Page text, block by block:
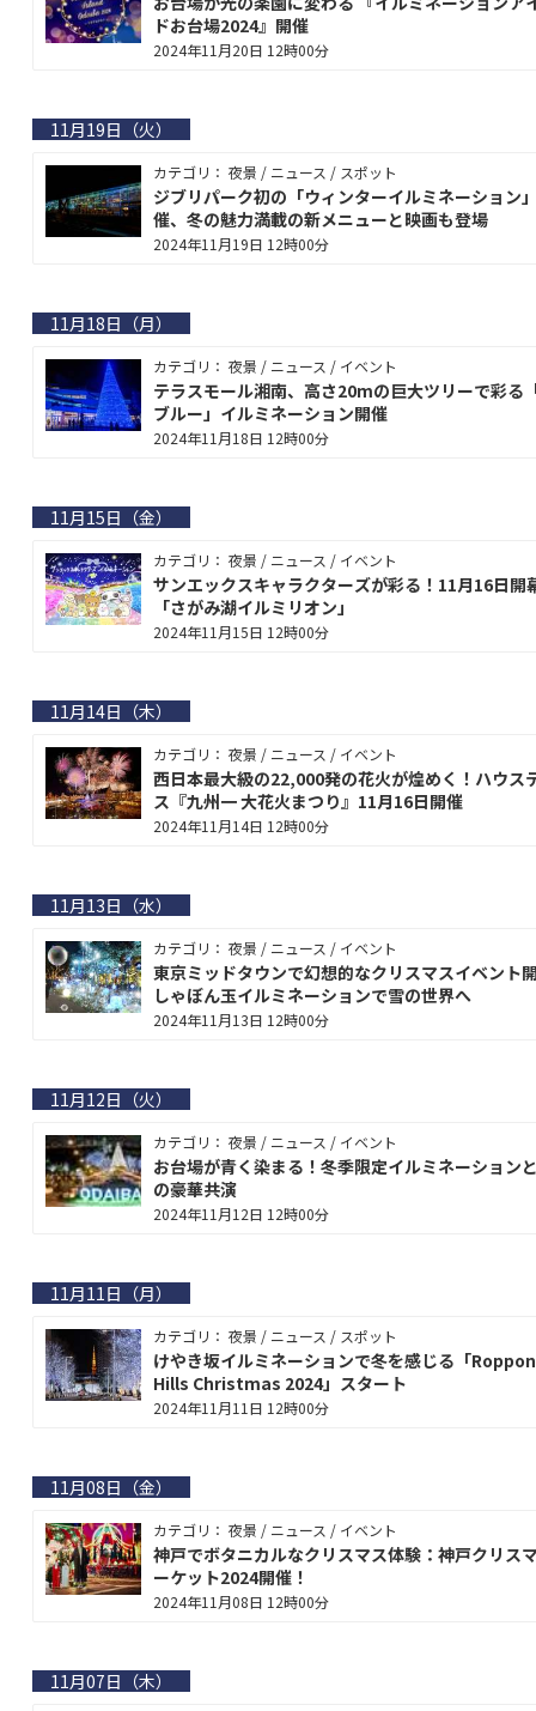
ドお台場2024』開催
2024年11月20日 12時00分
11月19日（火）
カテゴリ： 夜景 / ニュース / スポット
ジブリパーク初の「ウィンターイルミネーション
催、冬の魅力満載の新メニューと映画も登場
2024年11月19日 12時00分
11月18日（月）
カテゴリ： 夜景 / ニュース / イベント
テラスモール湘南、高さ20mの巨大ツリーで彩る
ブルー」イルミネーション開催
2024年11月18日 12時00分
11月15日（金）
カテゴリ： 夜景 / ニュース / イベント
サンエックスキャラクターズが彩る！11月16日開
「さがみ湖イルミリオン」
2024年11月15日 12時00分
11月14日（木）
カテゴリ： 夜景 / ニュース / イベント
西日本最大級の22,000発の花火が煌めく！ハウス
ス『九州一 大花火まつり』11月16日開催
2024年11月14日 12時00分
11月13日（水）
カテゴリ： 夜景 / ニュース / イベント
東京ミッドタウンで幻想的なクリスマスイベント
しゃぼん玉イルミネーションで雪の世界へ
2024年11月13日 12時00分
11月12日（火）
カテゴリ： 夜景 / ニュース / イベント
お台場が青く染まる！冬季限定イルミネーション
の豪華共演
2024年11月12日 12時00分
11月11日（月）
カテゴリ： 夜景 / ニュース / スポット
けやき坂イルミネーションで冬を感じる「
Hills Christmas 2024」スタート
2024年11月11日 12時00分
11月08日（金）
カテゴリ： 夜景 / ニュース / イベント
神戸でボタニカルなクリスマス体験：神戸クリス
ーケット2024開催！
2024年11月08日 12時00分
11月07日（木）